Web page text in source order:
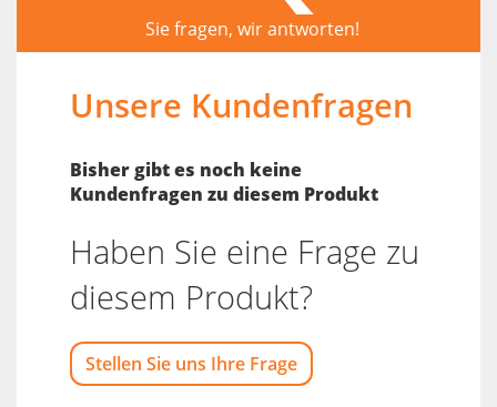
Sie fragen, wir antworten!
Unsere Kundenfragen
Bisher gibt es noch keine
Kundenfragen zu diesem Produkt
Haben Sie eine Frage zu
diesem Produkt?
Stellen Sie uns Ihre Frage